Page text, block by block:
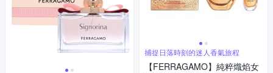
捕捉日落時刻的迷人香氣旅程
【FERRAGAMO】純粹熾焰女